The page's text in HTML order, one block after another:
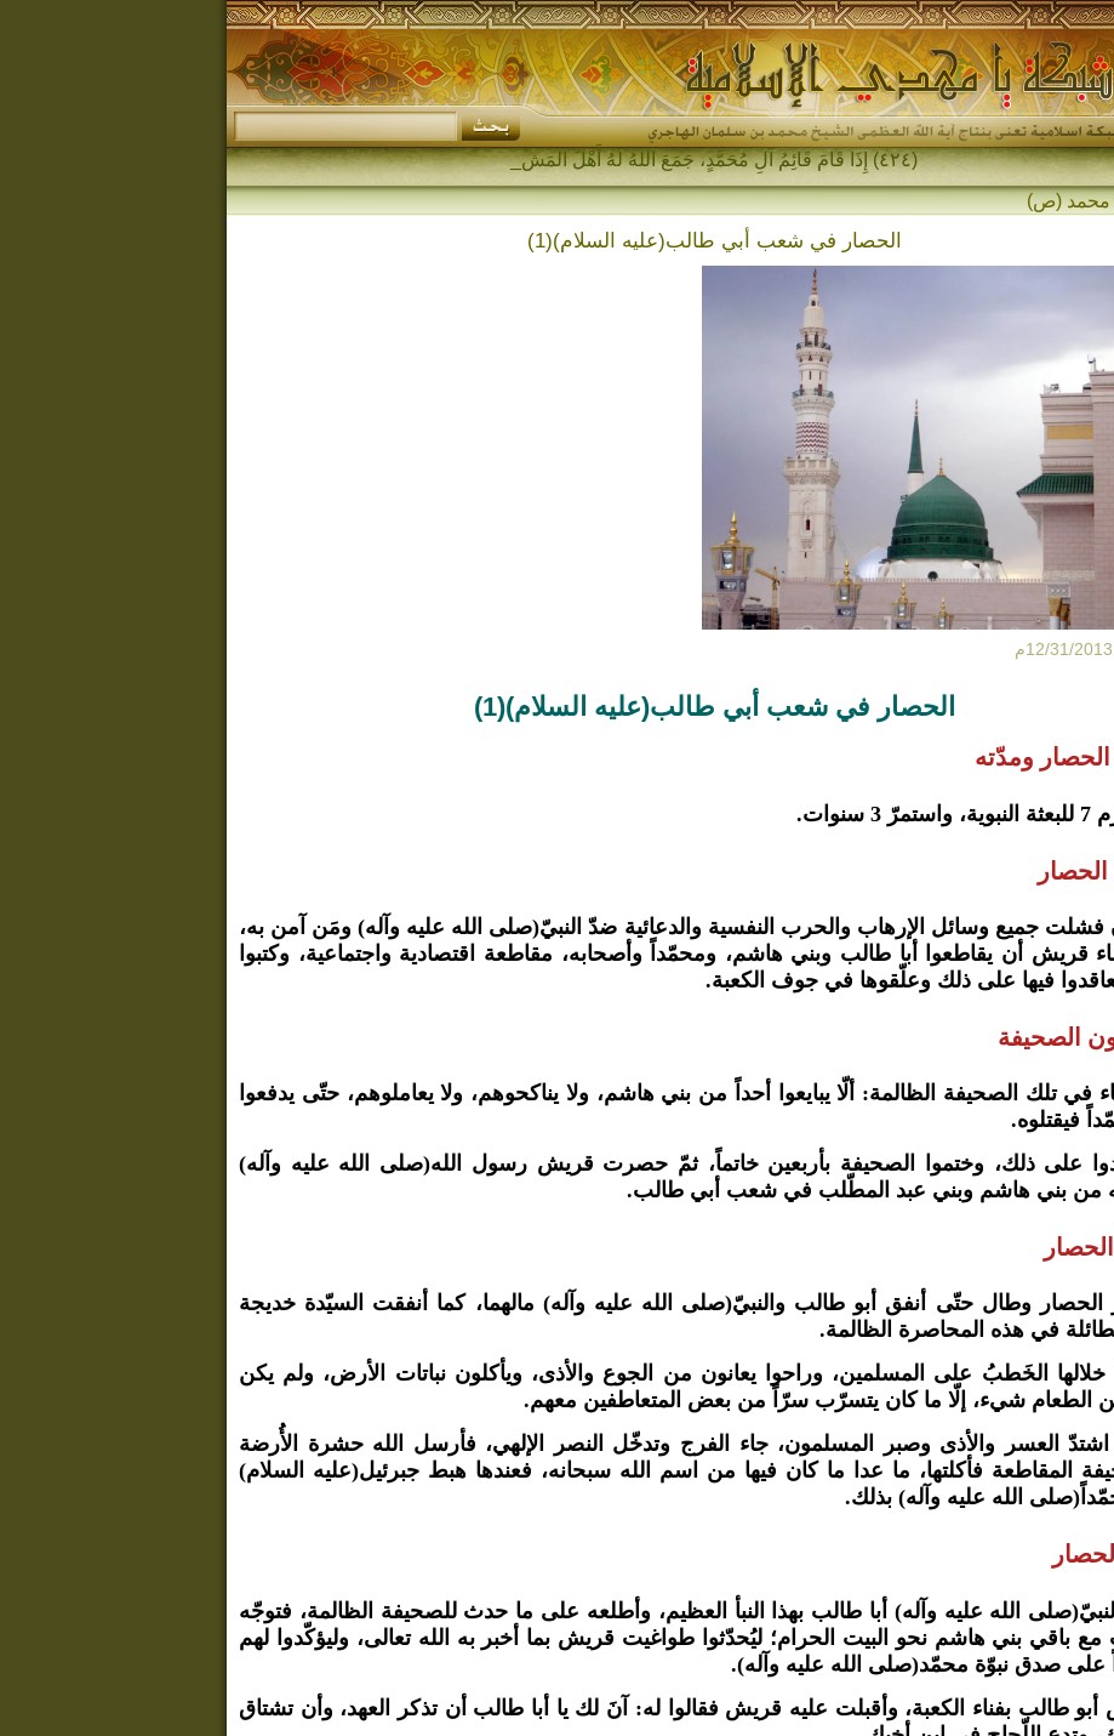
(٤٢٤) إِذَا قَامَ قَائِمُ آلِ مُحَمَّدٍ، جَمَعَ اللهُ لَهُ أَهْلَ المَشْرِقِ وَأَهْلَ_
الحصار في شعب أبي طالب(عليه السلام)(1)
الحصار في شعب أبي طالب(عليه السلام)(1)
الحصار ومدّته
فشلت جميع وسائل الإرهاب والحرب النفسية والدعائية ضدّ النبيّ(صلى الله عليه وآله) ومَن آمن به،
قريش أن يقاطعوا أبا طالب وبني هاشم، ومحمّداً وأصحابه، مقاطعة اقتصادية واجتماعية، وكتبوا
فيها على ذلك وعلّقوها في جوف الكعبة.
الصحيفة
في تلك الصحيفة الظالمة: ألّا يبايعوا أحداً من بني هاشم، ولا يناكحوهم، ولا يعاملوهم، حتّى يدفعوا
فيقتلوه.
على ذلك، وختموا الصحيفة بأربعين خاتماً، ثمّ حصرت قريش رسول الله(صلى الله عليه وآله)
من بني هاشم وبني عبد المطّلب في شعب أبي طالب.
الحصار وطال حتّى أنفق أبو طالب والنبيّ(صلى الله عليه وآله) مالهما، كما أنفقت السيّدة خديجة
في هذه المحاصرة الظالمة.
خلالها الخَطبُ على المسلمين، وراحوا يعانون من الجوع والأذى، ويأكلون نباتات الأرض، ولم يكن
الطعام شيء، إلّا ما كان يتسرّب سرّاً من بعض المتعاطفين معهم.
العسر والأذى وصبر المسلمون، جاء الفرج وتدخّل النصر الإلهي، فأرسل الله حشرة الأُرضة
المقاطعة فأكلتها، ما عدا ما كان فيها من اسم الله سبحانه، فعندها هبط جبرئيل(عليه السلام)
الله عليه وآله) بذلك.
الله عليه وآله) أبا طالب بهذا النبأ العظيم، وأطلعه على ما حدث للصحيفة الظالمة، فتوجّه
مع باقي بني هاشم نحو البيت الحرام؛ ليُحدّثوا طواغيت قريش بما أخبر به الله تعالى، وليؤكّدوا لهم
على صدق نبوّة محمّد(صلى الله عليه وآله).
طالب بفناء الكعبة، وأقبلت عليه قريش فقالوا له: آنَ لك يا أبا طالب أن تذكر العهد، وأن تشتاق